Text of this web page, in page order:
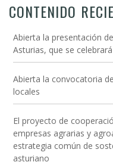
CONTENIDO
Abierta la presentación
Asturias, que se
Abierta la convocatoria
locales
El proyecto de
empresas agrarias y
estrategia común de
asturiano